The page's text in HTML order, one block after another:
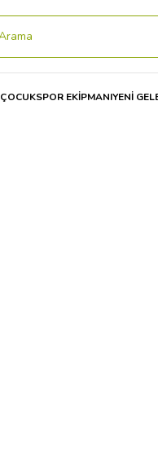
ÇOCUKSPOR EKİPMANIYENİ